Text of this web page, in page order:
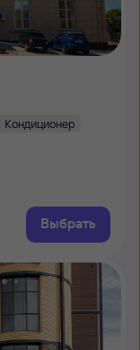
Кондиционер
Выбрать